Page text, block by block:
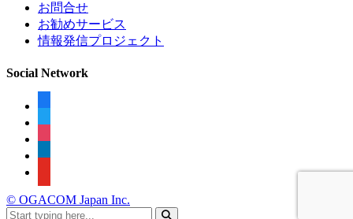
お問合せ
お勧めサービス
情報発信プロジェクト
Social Network
© OGACOM Japan Inc.